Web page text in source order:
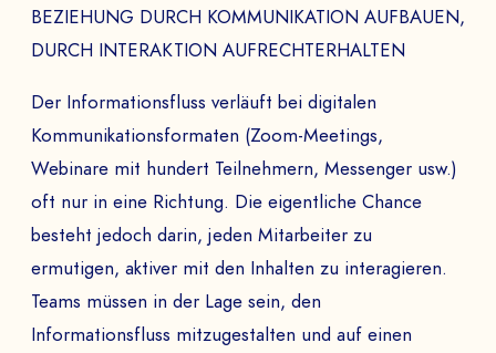
BEZIEHUNG DURCH KOMMUNIKATION AUFBAUEN,
DURCH INTERAKTION AUFRECHTERHALTEN
Der Informationsfluss verläuft bei digitalen
Kommunikationsformaten (Zoom-Meetings,
Webinare mit hundert Teilnehmern, Messenger usw.)
oft nur in eine Richtung. Die eigentliche Chance
besteht jedoch darin, jeden Mitarbeiter zu
ermutigen, aktiver mit den Inhalten zu interagieren.
Teams müssen in der Lage sein, den
Informationsfluss mitzugestalten und auf einen